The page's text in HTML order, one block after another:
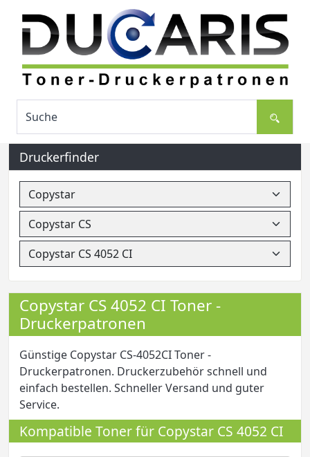
Druckerfinder
Copystar CS 4052 CI Toner -
Druckerpatronen
Günstige Copystar CS-4052CI Toner -
Druckerpatronen. Druckerzubehör schnell und
einfach bestellen. Schneller Versand und guter
Service.
Kompatible Toner für Copystar CS 4052 CI